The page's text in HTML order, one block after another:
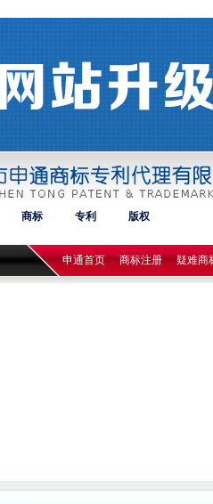
商标 专利 版权
申通首页 商标注册 疑难商